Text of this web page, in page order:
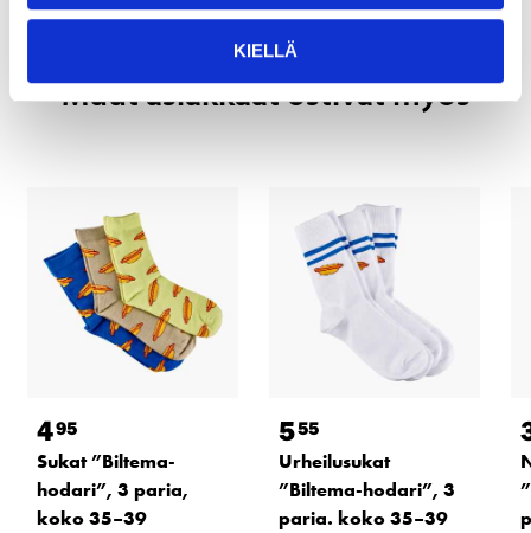
KIELLÄ
Muut asiakkaat ostivat myös
495
Sukat ”Biltema-
hodari”, 3 paria,
koko 35–39
555
Urheilusukat
”Biltema-hodari”, 3
paria. koko 35–39